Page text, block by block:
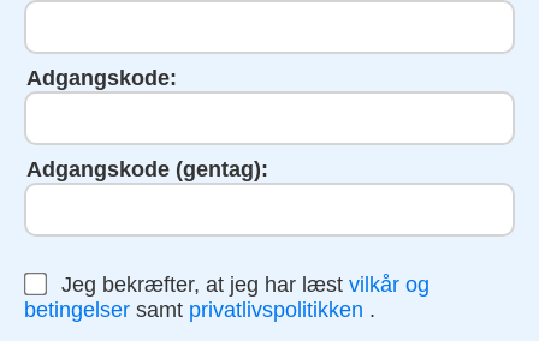
Adgangskode:
Adgangskode (gentag):
Jeg bekræfter, at jeg har læst vilkår og
betingelser samt privatlivspolitikken .